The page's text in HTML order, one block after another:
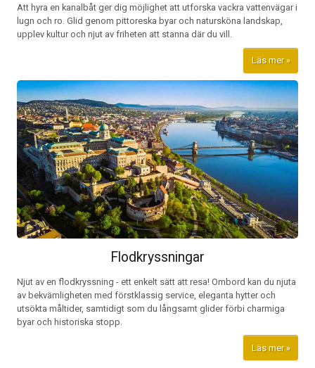
Att hyra en kanalbåt ger dig möjlighet att utforska vackra vattenvägar i
lugn och ro. Glid genom pittoreska byar och natursköna landskap,
upplev kultur och njut av friheten att stanna där du vill.
Läs mer
Flodkryssningar
Njut av en flodkryssning - ett enkelt sätt att resa! Ombord kan du njuta
av bekvämligheten med förstklassig service, eleganta hytter och
utsökta måltider, samtidigt som du långsamt glider förbi charmiga
byar och historiska stopp.
Läs mer